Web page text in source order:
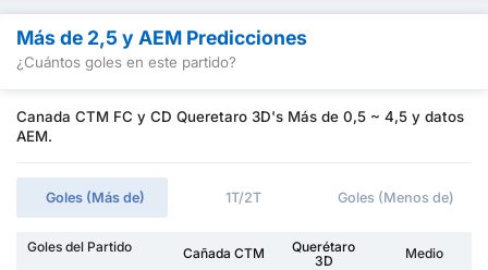
Más de 2,5 y AEM Predicciones
¿Cuántos goles en este partido?
Canada CTM FC y CD Queretaro 3D's Más de 0,5 ~ 4,5 y datos
AEM.
Goles (Más de) 1T/2T Goles (Menos de)
Goles del Partido Cañada CTM
Querétaro
3D
Medio